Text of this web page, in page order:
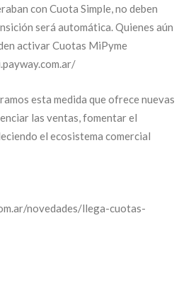
con Cuota Simple, no deben
será automática. Quienes aún
activar Cuotas MiPyme
esta medida que ofrece nuevas
las ventas, fomentar el
el ecosistema comercial
novedades/llega-cuotas-